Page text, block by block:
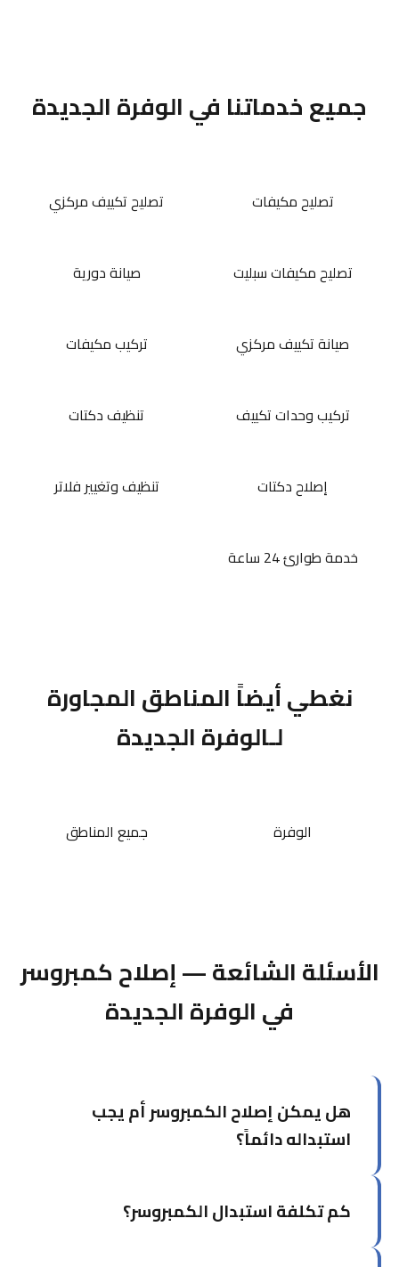
جميع خدماتنا في الوفرة الجديدة
تصليح مكيفات تصليح تكييف مركزي
تصليح مكيفات سبليت صيانة دورية
صيانة تكييف مركزي تركيب مكيفات
تركيب وحدات تكييف تنظيف دكتات
إصلاح دكتات تنظيف وتغيير فلاتر
خدمة طوارئ 24 ساعة
نغطي أيضاً المناطق المجاورة
لـالوفرة الجديدة
الوفرة جميع المناطق
الأسئلة الشائعة — إصلاح كمبروسر
في الوفرة الجديدة
هل يمكن إصلاح الكمبروسر أم يجب
استبداله دائماً؟
دارة الحماية يمكن إصلاحها. لكن إذا كان الكمبروسر
كم تكلفة استبدال الكمبروسر؟